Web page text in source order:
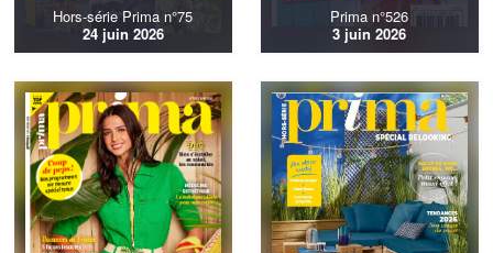
Hors-série Prima n°75
24 juin 2026
Prima n°526
3 juin 2026